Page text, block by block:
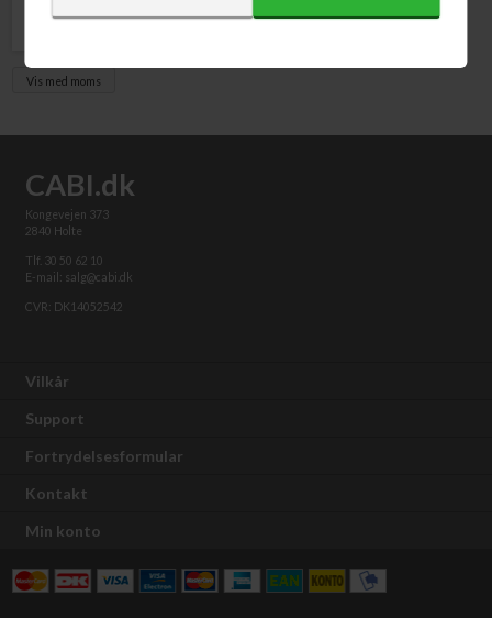
Vis med moms
CABI.dk
Kongevejen 373
2840 Holte
Tlf. 30 50 62 10
E-mail: salg@cabi.dk
CVR: DK14052542
Vilkår
Support
Fortrydelsesformular
Kontakt
Min konto